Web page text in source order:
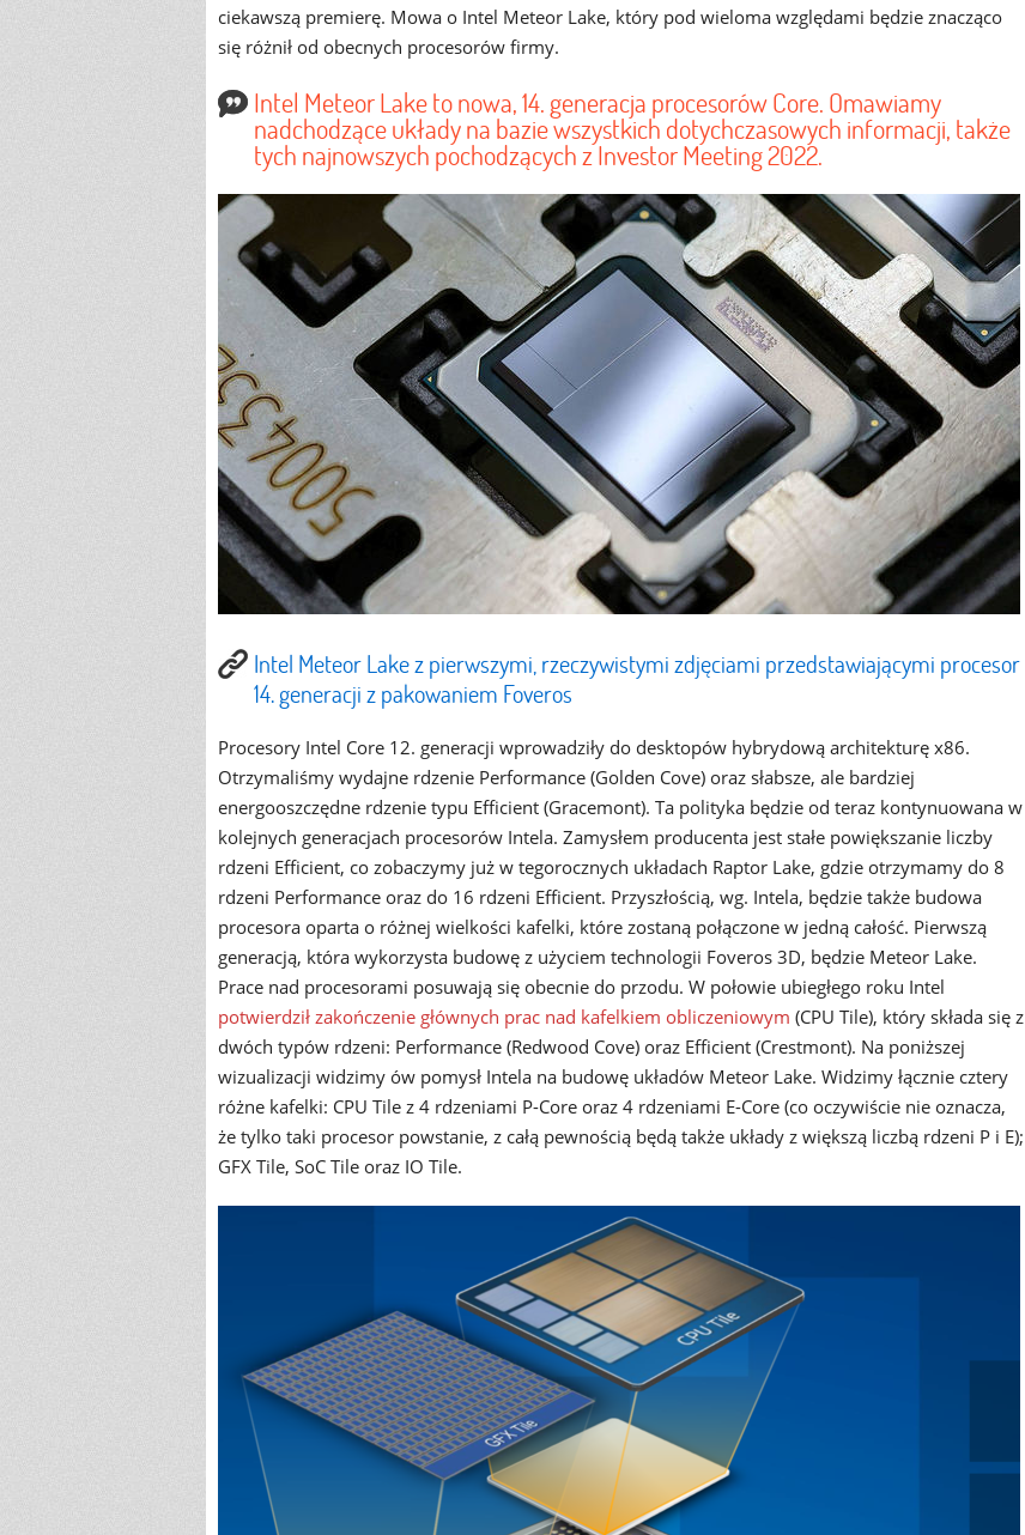
ciekawszą premierę. Mowa o Intel Meteor Lake, który pod wieloma względami będzie znacząco
się różnił od obecnych procesorów firmy.
Intel Meteor Lake to nowa, 14. generacja procesorów Core. Omawiamy
nadchodzące układy na bazie wszystkich dotychczasowych informacji, także
tych najnowszych pochodzących z Investor Meeting 2022.
Intel Meteor Lake z pierwszymi, rzeczywistymi zdjęciami przedstawiającymi procesor
14. generacji z pakowaniem Foveros
Procesory Intel Core 12. generacji wprowadziły do desktopów hybrydową architekturę x86.
Otrzymaliśmy wydajne rdzenie Performance (Golden Cove) oraz słabsze, ale bardziej
energooszczędne rdzenie typu Efficient (Gracemont). Ta polityka będzie od teraz kontynuowana w
kolejnych generacjach procesorów Intela. Zamysłem producenta jest stałe powiększanie liczby
rdzeni Efficient, co zobaczymy już w tegorocznych układach Raptor Lake, gdzie otrzymamy do 8
rdzeni Performance oraz do 16 rdzeni Efficient. Przyszłością, wg. Intela, będzie także budowa
procesora oparta o różnej wielkości kafelki, które zostaną połączone w jedną całość. Pierwszą
generacją, która wykorzysta budowę z użyciem technologii Foveros 3D, będzie Meteor Lake.
Prace nad procesorami posuwają się obecnie do przodu. W połowie ubiegłego roku Intel
potwierdził zakończenie głównych prac nad kafelkiem obliczeniowym (CPU Tile), który składa się z
dwóch typów rdzeni: Performance (Redwood Cove) oraz Efficient (Crestmont). Na poniższej
wizualizacji widzimy ów pomysł Intela na budowę układów Meteor Lake. Widzimy łącznie cztery
różne kafelki: CPU Tile z 4 rdzeniami P-Core oraz 4 rdzeniami E-Core (co oczywiście nie oznacza,
że tylko taki procesor powstanie, z całą pewnością będą także układy z większą liczbą rdzeni P i E);
GFX Tile, SoC Tile oraz IO Tile.